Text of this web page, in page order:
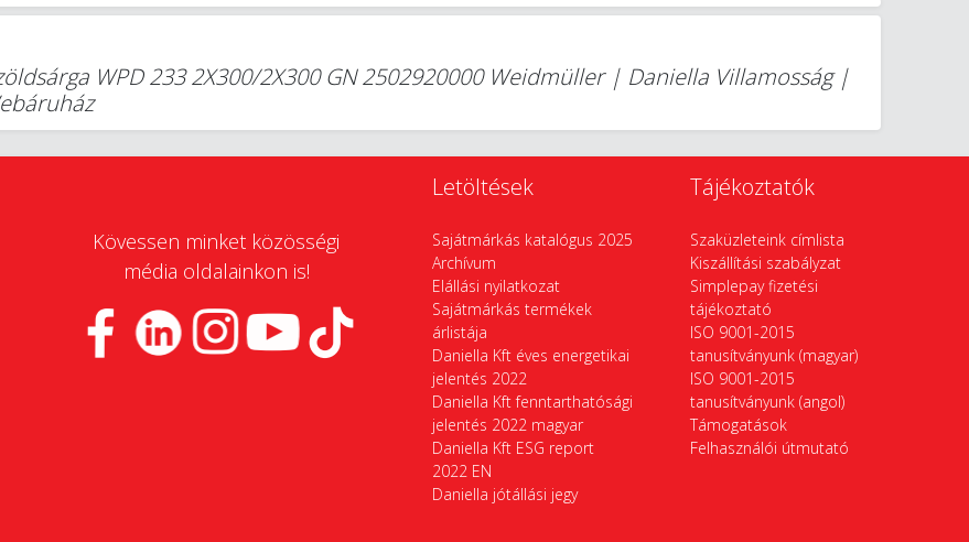
WPD 233 2X300/2X300 GN 2502920000 Weidmüller | Daniella Villamosság |
Kövessen minket közösségi
média oldalainkon is!
Letöltések
Sajátmárkás katalógus 2025
Archívum
Elállási nyilatkozat
Sajátmárkás termékek
árlistája
Daniella Kft éves energetikai
jelentés 2022
Daniella Kft fenntarthatósági
jelentés 2022 magyar
Daniella Kft ESG report
2022 EN
Daniella jótállási jegy
Tájékoztatók
Szaküzleteink címlista
Kiszállítási szabályzat
Simplepay fizetési
tájékoztató
ISO 9001-2015
tanusítványunk (magyar)
ISO 9001-2015
tanusítványunk (angol)
Támogatások
Felhasználói útmutató